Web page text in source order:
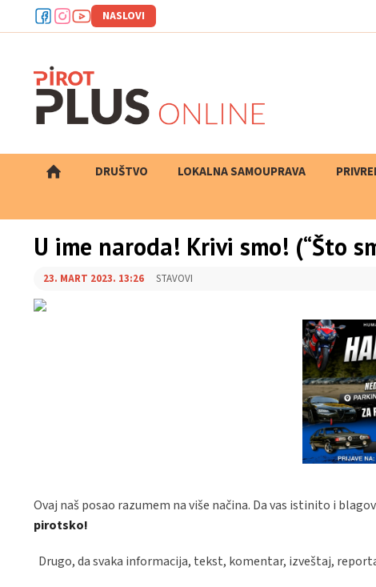
NASLOVI
DRUŠTVO LOKALNA SAMOUPRAVA
PRETRAGA
U ime naroda! Krivi smo! (“Što
23. MART 2023. 13:26 STAVOVI
Ovaj naš posao razumem na više načina. Da vas istinito i
pirotsko!
Drugo, da svaka informacija, tekst, komentar, izveštaj,